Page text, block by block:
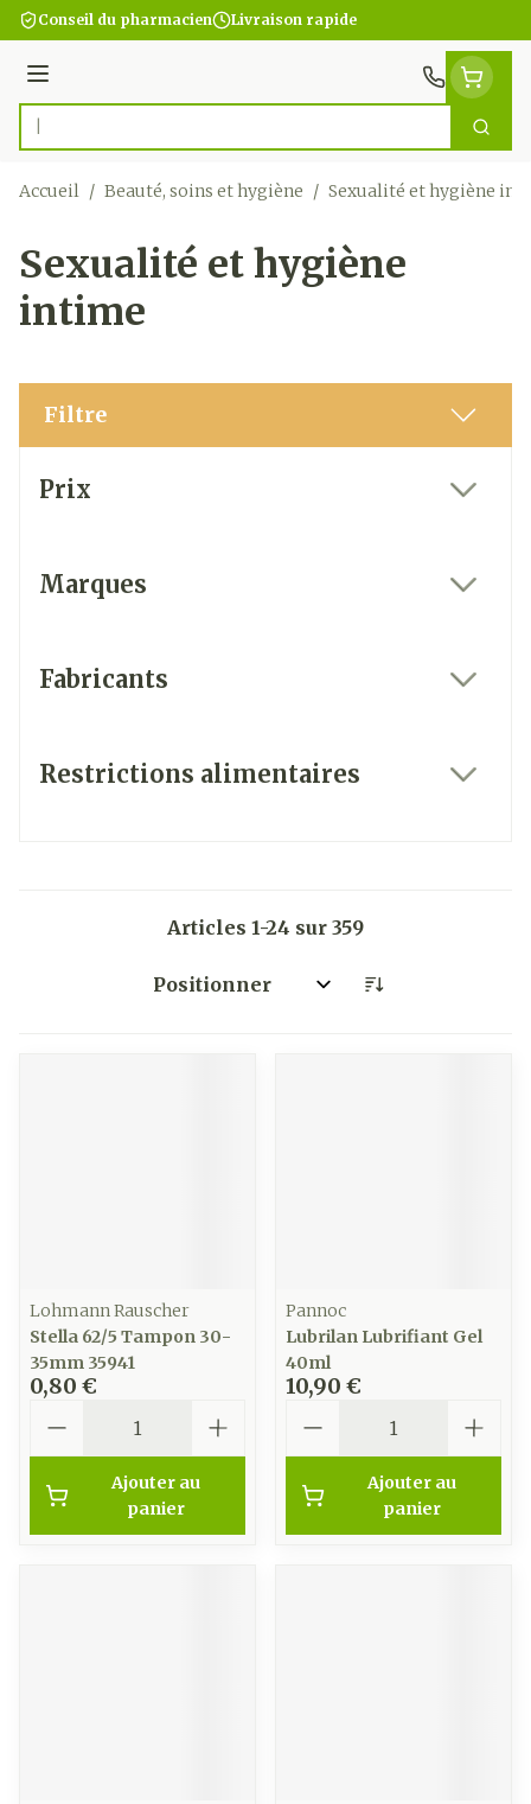
Aller au contenu
Conseil du pharmacien Livraison rapide
Menu
Rechercher
Accueil / Beauté, soins et hygiène / Sexualité et hygiène
Sexualité et hygiène
intime
Filtre
Prix
Marques
Fabricants
Restrictions alimentaires
Articles 1-24 sur 359
Trier par:
Lohmann Rauscher
Stella 62/5 Tampon 30-
35mm 35941
0,80 €
Ajouter au
panier
Pannoc
Lubrilan Lubrifiant Gel
40ml
10,90 €
Ajouter au
panier